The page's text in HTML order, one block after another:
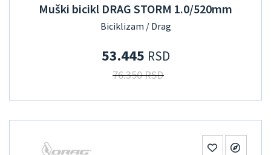
Muški bicikl DRAG STORM 1.0/520mm
Biciklizam / Drag
53.445 RSD
76.350 RSD